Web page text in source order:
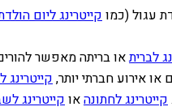
עגול (כמוקייטרינג ליום הולדת
לבריתאו בריתה מאפשר
אירוע חברתי יותר,קייטרינג
קייטרינג לחתונהאוקייטרינג